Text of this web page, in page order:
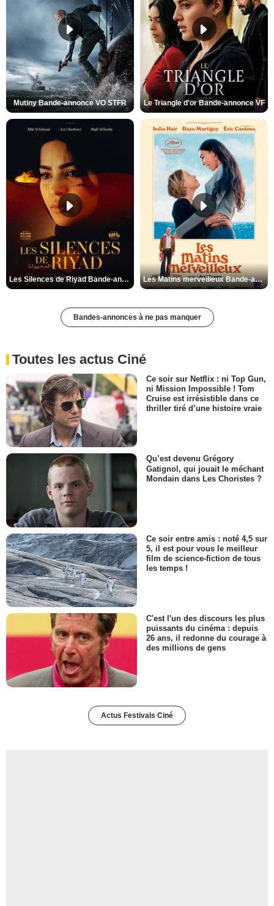
Mutiny Bande-annonce VO STFR Le Triangle d'or Bande-annonce VF
Les Silences de Riyad Bande-annonce VO STFR Les Matins merveilleux Bande-annonce VF
Bandes-annonces à ne pas manquer
Toutes les actus Ciné
Ce soir sur Netflix : ni Top Gun,
ni Mission Impossible ! Tom
Cruise est irrésistible dans ce
thriller tiré d’une histoire vraie
Qu’est devenu Grégory
Gatignol, qui jouait le méchant
Mondain dans Les Choristes ?
Ce soir entre amis : noté 4,5 sur
5, il est pour vous le meilleur
film de science-fiction de tous
les temps !
C'est l'un des discours les plus
puissants du cinéma : depuis
26 ans, il redonne du courage à
des millions de gens
Actus Festivals Ciné